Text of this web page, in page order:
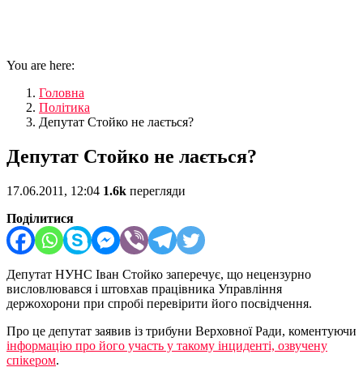
You are here:
Головна
Політика
Депутат Стойко не лається?
Депутат Стойко не лається?
17.06.2011, 12:04 1.6k перегляди
Поділитися
Депутат НУНС Іван Стойко заперечує, що нецензурно
висловлювався і штовхав працівника Управління
держохорони при спробі перевірити його посвідчення.
Про це депутат заявив із трибуни Верховної Ради, коментуючи
інформацію про його участь у такому інциденті, озвучену
спікером.